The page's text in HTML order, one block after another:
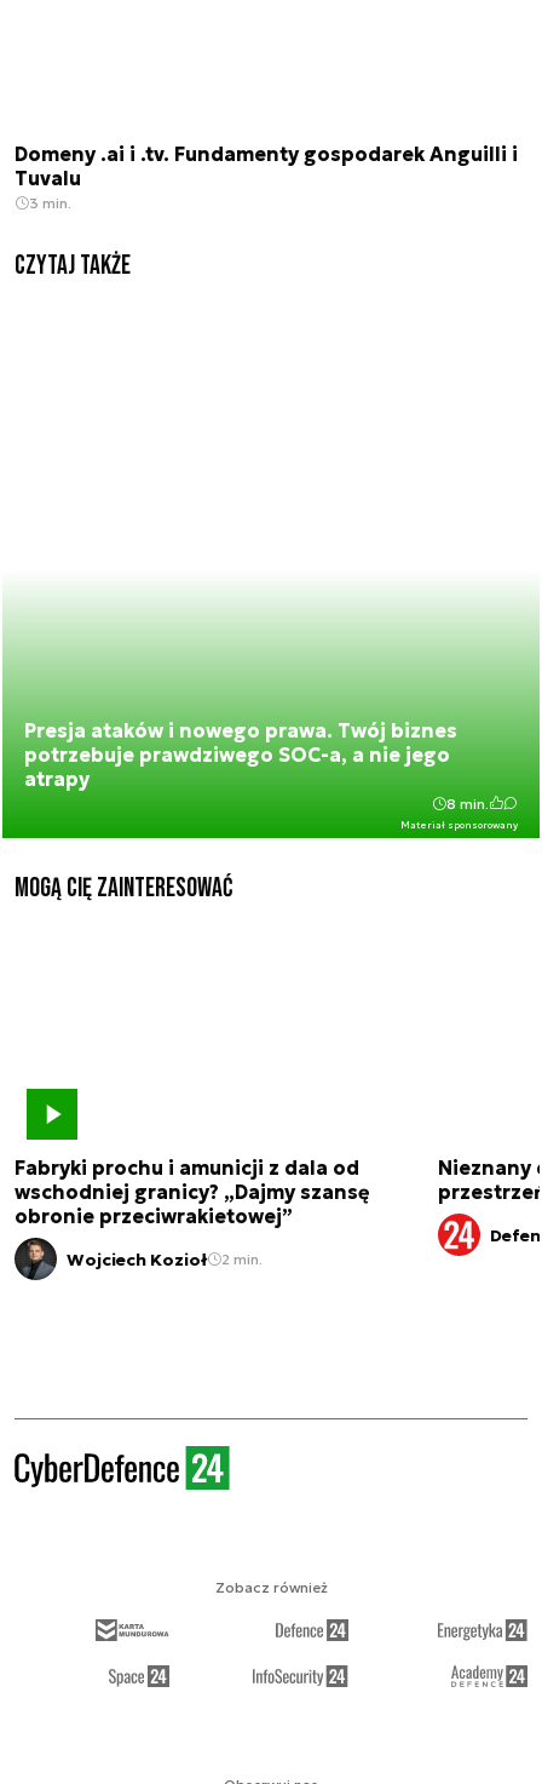
Domeny .ai i .tv. Fundamenty gospodarek Anguilli i
Tuvalu
3 min.
Czytaj także
Presja ataków i nowego prawa. Twój biznes
potrzebuje prawdziwego SOC-a, a nie jego
atrapy
Materiał sponsorowany
8 min.
Mogą Cię zainteresować
Fabryki prochu i amunicji z dala od
wschodniej granicy? „Dajmy szansę
obronie przeciwrakietowej”
Wojciech Kozioł 2 min.
Nieznany
Zobacz również